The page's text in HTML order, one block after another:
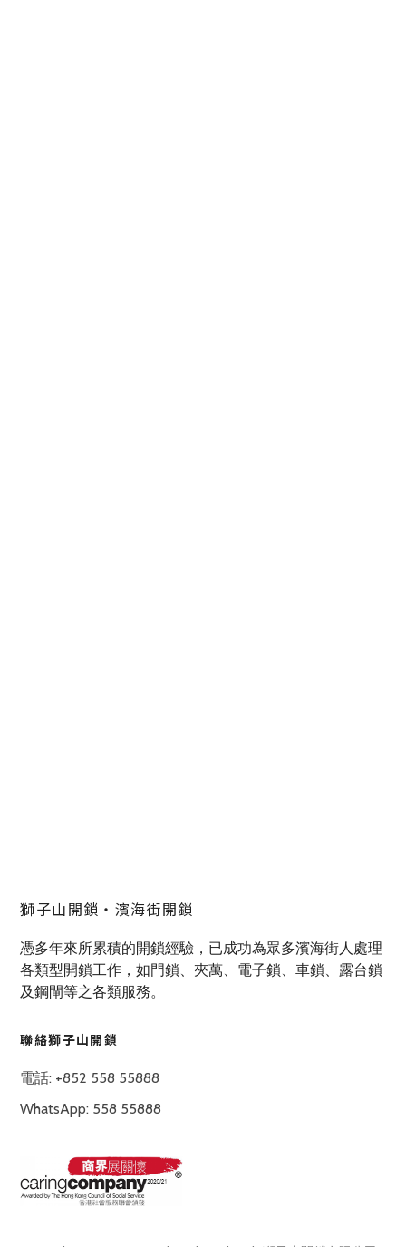
獅子山開鎖‧濱海街開鎖
憑多年來所累積的開鎖經驗，已成功為眾多濱海街人處理
各類型開鎖工作，如門鎖、夾萬、電子鎖、車鎖、露台鎖
及鋼閘等之各類服務。
聯絡獅子山開鎖
電話: +852 558 55888
WhatsApp: 558 55888